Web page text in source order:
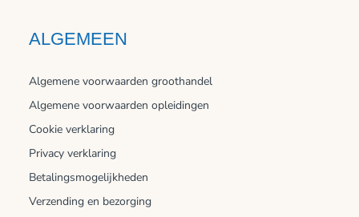
ALGEMEEN
Algemene voorwaarden groothandel
Algemene voorwaarden opleidingen
Cookie verklaring
Privacy verklaring
Betalingsmogelijkheden
Verzending en bezorging